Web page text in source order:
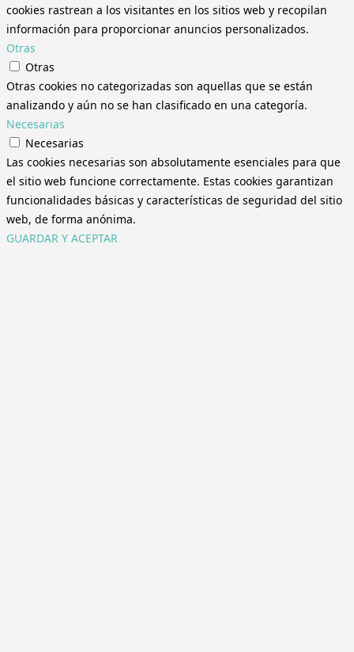
cookies rastrean a los visitantes en los sitios web y recopilan
información para proporcionar anuncios personalizados.
Otras
Otras
Otras cookies no categorizadas son aquellas que se están
analizando y aún no se han clasificado en una categoría.
Necesarias
Necesarias
Las cookies necesarias son absolutamente esenciales para que
el sitio web funcione correctamente. Estas cookies garantizan
funcionalidades básicas y características de seguridad del sitio
web, de forma anónima.
GUARDAR Y ACEPTAR